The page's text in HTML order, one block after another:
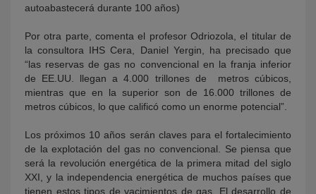
autoabastecerá durante 100 años)
Por otra parte, comenta el profesor Odriozola, el titular de
la consultora IHS Cera, Daniel Yergin, ha precisado que
“las reservas de gas no convencional en la franja inferior
de EE.UU. llegan a 4.000 trillones de metros cúbicos,
mientras que en la superior son de 16.000 trillones de
metros cúbicos, lo que calificó como un enorme potencial”.
Los próximos 10 años serán claves para el fortalecimiento
de la explotación del gas no convencional. Se piensa que
será la revolución energética de la primera mitad del siglo
XXI, y la independencia energética de muchos países que
tienen estos tipos de yacimientos de gas. El desarrollo de